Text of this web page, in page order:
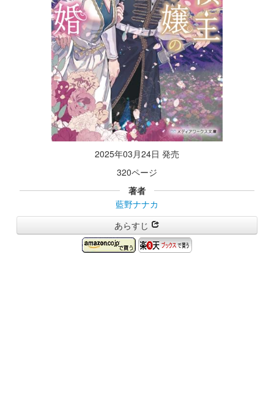
2025年03月24日 発売
320ページ
著者
藍野ナナカ
あらすじ